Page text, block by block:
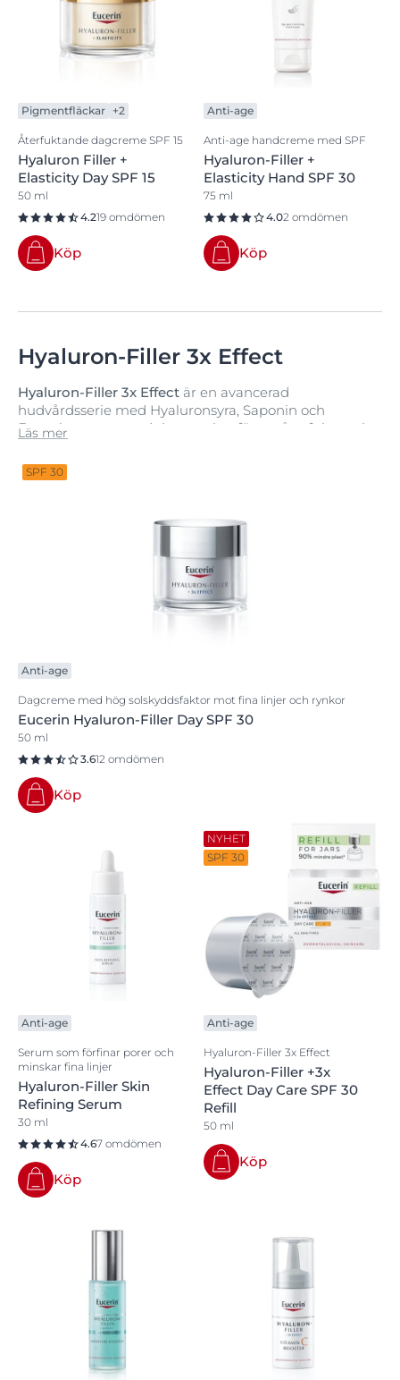
Pigmentfläckar +2
Återfuktande dagcreme SPF 15
Hyaluron Filler +
Elasticity Day SPF 15
50 ml
4.219 omdömen
Köp
Anti-age
Anti-age handcreme med SPF
Hyaluron-Filler +
Elasticity Hand SPF 30
75 ml
4.02 omdömen
Köp
Hyaluron-Filler 3x Effect
Hyaluron-Filler 3x Effect är en avancerad
hudvårdsserie med Hyaluronsyra, Saponin och
Enoxolone vars produkter verkar för att återfukta och
effektiv återfuktning.
Läs mer
SPF 30
Anti-age
Dagcreme med hög solskyddsfaktor mot fina linjer och rynkor
Eucerin Hyaluron-Filler Day SPF 30
50 ml
3.612 omdömen
Köp
Anti-age
Serum som förfinar porer och
minskar fina linjer
Hyaluron-Filler Skin
Refining Serum
30 ml
4.67 omdömen
Köp
NYHET
SPF 30
Anti-age
Hyaluron-Filler 3x Effect
Hyaluron-Filler +3x
Effect Day Care SPF 30
Refill
50 ml
Köp